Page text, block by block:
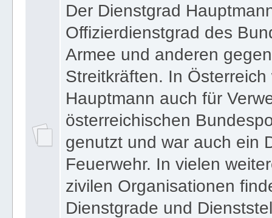
Der Dienstgrad
Offizierdienstgrad des
Armee und anderen
Streitkräften. In
Hauptmann auch für
österreichischen
genutzt und war auch ein
Feuerwehr. In vielen
zivilen Organisationen
Dienstgrade und